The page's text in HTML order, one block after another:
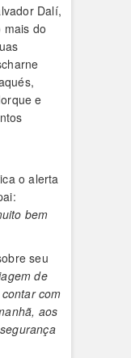
Dalí,
mais do
e
o alerta
bem
seu
de
com
aos